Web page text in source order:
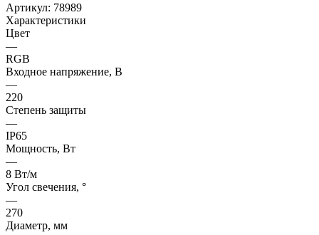
Артикул: 78989
Характеристики
Цвет
—
RGB
Входное напряжение, В
—
220
Степень защиты
—
IP65
Мощность, Вт
—
8 Вт/м
Угол свечения, °
—
270
Диаметр, мм